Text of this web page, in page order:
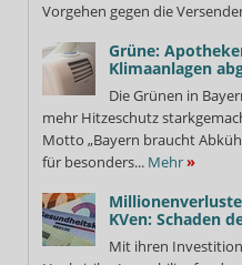
Vorgehen gegen die
Grüne:
Klimaanlagen
Die Grünen in
mehr Hitzeschutz
Motto „Bayern braucht
für besonders... Mehr»
KVen: Schaden
Mit ihren